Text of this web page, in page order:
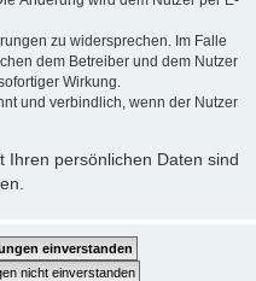
zu widersprechen. Im Falle
dem Betreiber und dem Nutzer
Wirkung.
und verbindlich, wenn der Nutzer
Ihren persönlichen Daten sind